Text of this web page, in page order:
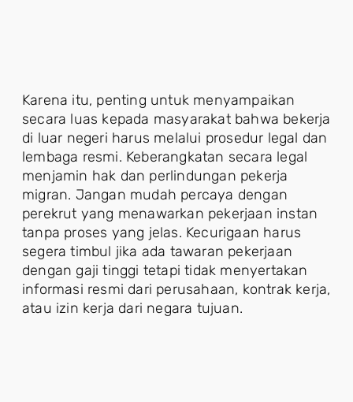
Karena itu, penting untuk menyampaikan
secara luas kepada masyarakat bahwa bekerja
di luar negeri harus melalui prosedur legal dan
lembaga resmi. Keberangkatan secara legal
menjamin hak dan perlindungan pekerja
migran. Jangan mudah percaya dengan
perekrut yang menawarkan pekerjaan instan
tanpa proses yang jelas. Kecurigaan harus
segera timbul jika ada tawaran pekerjaan
dengan gaji tinggi tetapi tidak menyertakan
informasi resmi dari perusahaan, kontrak kerja,
atau izin kerja dari negara tujuan.